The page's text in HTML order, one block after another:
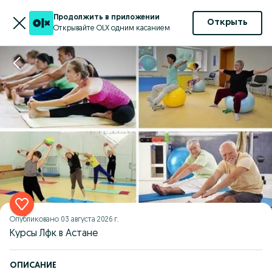
Продолжить в приложении
Открывайте OLX одним касанием
Открыть
Опубликовано 03 августа 2026 г.
Курсы Лфк в Астане
ОПИСАНИЕ